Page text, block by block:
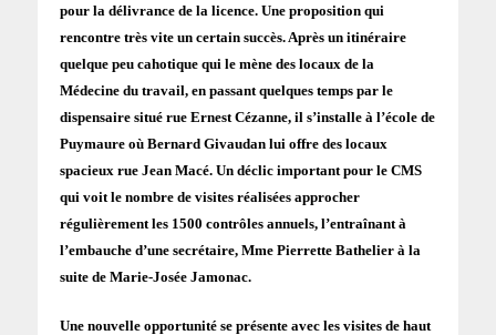
pour la délivrance de la licence. Une proposition qui
rencontre très vite un certain succès. Après un itinéraire
quelque peu cahotique qui le mène des locaux de la
Médecine du travail, en passant quelques temps par le
dispensaire situé rue Ernest Cézanne, il s’installe à l’école de
Puymaure où Bernard Givaudan lui offre des locaux
spacieux rue Jean Macé. Un déclic important pour le CMS
qui voit le nombre de visites réalisées approcher
régulièrement les 1500 contrôles annuels, l’entraînant à
l’embauche d’une secrétaire, Mme Pierrette Bathelier à la
suite de Marie-Josée Jamonac.
Une nouvelle opportunité se présente avec les visites de haut